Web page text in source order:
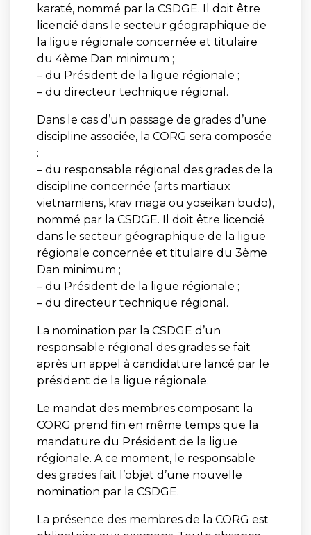
karaté, nommé par la CSDGE. Il doit être
licencié dans le secteur géographique de
la ligue régionale concernée et titulaire
du 4ème Dan minimum ;
– du Président de la ligue régionale ;
– du directeur technique régional.
Dans le cas d’un passage de grades d’une
discipline associée, la CORG sera composée
:
– du responsable régional des grades de la
discipline concernée (arts martiaux
vietnamiens, krav maga ou yoseikan budo),
nommé par la CSDGE. Il doit être licencié
dans le secteur géographique de la ligue
régionale concernée et titulaire du 3ème
Dan minimum ;
– du Président de la ligue régionale ;
– du directeur technique régional.
La nomination par la CSDGE d’un
responsable régional des grades se fait
après un appel à candidature lancé par le
président de la ligue régionale.
Le mandat des membres composant la
CORG prend fin en même temps que la
mandature du Président de la ligue
régionale. A ce moment, le responsable
des grades fait l’objet d’une nouvelle
nomination par la CSDGE.
La présence des membres de la CORG est